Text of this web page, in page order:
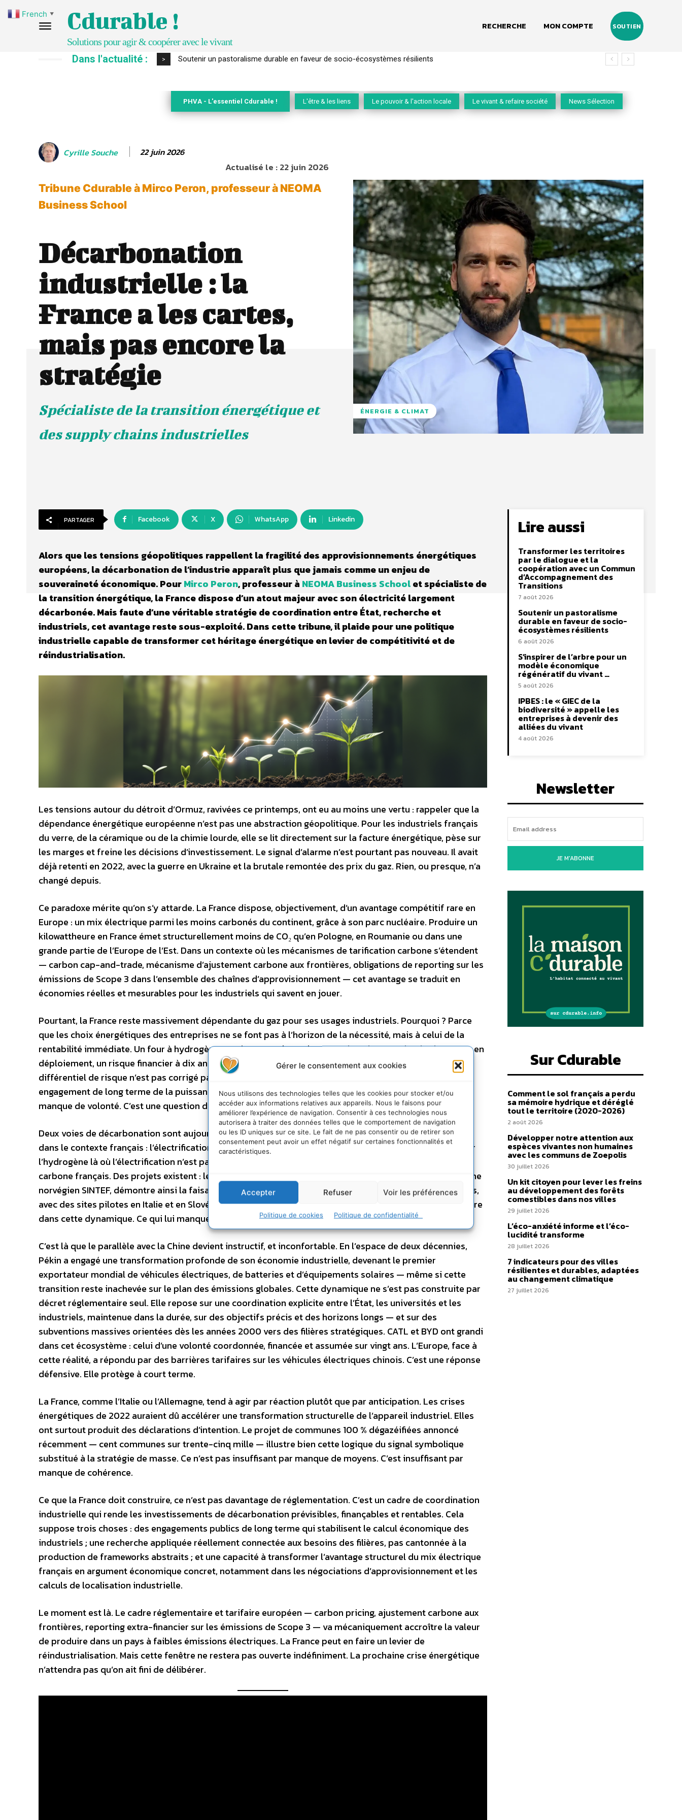
Gérer le consentement aux cookies
Nous utilisons des technologies telles que les cookies pour stocker et/ou
accéder aux informations relatives aux appareils. Nous le faisons pour
améliorer l’expérience de navigation. Consentir à ces technologies nous
autorisera à traiter des données telles que le comportement de navigation
ou les ID uniques sur ce site. Le fait de ne pas consentir ou de retirer son
consentement peut avoir un effet négatif sur certaines fonctionnalités et
caractéristiques.
Accepter Refuser Voir les préférences
Politique de cookies Politique de confidentialité
Cdurable !
Solutions pour agir & coopérer avec le vivant
RECHERCHE MON COMPTE SOUTIEN
Dans l'actualité : > S’inspirer de l’arbre pour un modèle économique régénératif du vivant …
PHVA - L'essentiel Cdurable ! L'être & les liens Le pouvoir & l'action locale Le vivant & refaire société News Sélection
Cyrille Souche 22 juin 2026
Actualisé le :22 juin 2026
Tribune Cdurable à Mirco Peron, professeur à NEOMA
Business School
Décarbonation
industrielle : la
France a les cartes,
mais pas encore la
stratégie
Spécialiste de la transition énergétique et
des supply chains industrielles
ÉNERGIE & CLIMAT
PARTAGER Facebook X WhatsApp Linkedin
Alors que les tensions géopolitiques rappellent la fragilité des approvisionnements énergétiques
européens, la décarbonation de l’industrie apparaît plus que jamais comme un enjeu de
souveraineté économique. PourMirco Peron, professeur à NEOMA Business Schoolet spécialiste de
la transition énergétique, la France dispose d’un atout majeur avec son électricité largement
décarbonée. Mais faute d’une véritable stratégie de coordination entre État, recherche et
industriels, cet avantage reste sous-exploité. Dans cette tribune, il plaide pour une politique
industrielle capable de transformer cet héritage énergétique en levier de compétitivité et de
réindustrialisation.
Les tensions autour du détroit d’Ormuz, ravivées ce printemps, ont eu au moins une vertu : rappeler que la
dépendance énergétique européenne n’est pas une abstraction géopolitique. Pour les industriels français
du verre, de la céramique ou de la chimie lourde, elle se lit directement sur la facture énergétique, pèse sur
les marges et freine les décisions d’investissement. Le signal d’alarme n’est pourtant pas nouveau. Il avait
déjà retenti en 2022, avec la guerre en Ukraine et la brutale remontée des prix du gaz. Rien, ou presque, n’a
changé depuis.
Ce paradoxe mérite qu’on s’y attarde. La France dispose, objectivement, d’un avantage compétitif rare en
Europe : un mix électrique parmi les moins carbonés du continent, grâce à son parc nucléaire. Produire un
kilowattheure en France émet structurellement moins de CO₂ qu’en Pologne, en Roumanie ou dans une
grande partie de l’Europe de l’Est. Dans un contexte où les mécanismes de tarification carbone s’étendent
— carbon cap-and-trade, mécanisme d’ajustement carbone aux frontières, obligations de reporting sur les
émissions de Scope 3 dans l’ensemble des chaînes d’approvisionnement — cet avantage se traduit en
économies réelles et mesurables pour les industriels qui savent en jouer.
Pourtant, la France reste massivement dépendante du gaz pour ses usages industriels. Pourquoi ? Parce
que les choix énergétiques des entreprises ne se font pas à l’horizon de la nécessité, mais à celui de la
rentabilité immédiate. Un four à hydrogène représente un investissement lourd, une technologie encore en
déploiement, un risque financier à dix ans. Un four à gaz, lui, est une certitude à court terme. Tant que ce
différentiel de risque n’est pas corrigé par un signal économique clair — une incitation, une garantie, un
engagement de long terme de la puissance publique — le choix industriel est vite fait. Ce n’est pas un
manque de volonté. C’est une question d’incitation.
Deux voies de décarbonation sont aujourd’hui techniquement matures et économiquement pertinentes
dans le contexte français : l’électrification des procédés thermiques qui s’y prêtent, et la substitution par
l’hydrogène là où l’électrification n’est pas viable. Ces deux leviers valorisent précisément le mix bas-
carbone français. Des projets existent : le projet européen H2GLASS, coordonné par le centre de recherche
norvégien SINTEF, démontre ainsi la faisabilité de la combustion 100 % hydrogène dans des fours verriers,
avec des sites pilotes en Italie et en Slovénie. La France dispose des conditions structurelles pour s’inscrire
dans cette dynamique. Ce qui lui manque, c’est la coordination pour y aller.
C’est là que le parallèle avec la Chine devient instructif, et inconfortable. En l’espace de deux décennies,
Pékin a engagé une transformation profonde de son économie industrielle, devenant le premier
exportateur mondial de véhicules électriques, de batteries et d’équipements solaires — même si cette
transition reste inachevée sur le plan des émissions globales. Cette dynamique ne s’est pas construite par
décret réglementaire seul. Elle repose sur une coordination explicite entre l’État, les universités et les
industriels, maintenue dans la durée, sur des objectifs précis et des horizons longs — et sur des
subventions massives orientées dès les années 2000 vers des filières stratégiques. CATL et BYD ont grandi
dans cet écosystème : celui d’une volonté coordonnée, financée et assumée sur vingt ans. L’Europe, face à
cette réalité, a répondu par des barrières tarifaires sur les véhicules électriques chinois. C’est une réponse
défensive. Elle protège à court terme.
La France, comme l’Italie ou l’Allemagne, tend à agir par réaction plutôt que par anticipation. Les crises
énergétiques de 2022 auraient dû accélérer une transformation structurelle de l’appareil industriel. Elles
ont surtout produit des déclarations d’intention. Le projet de communes 100 % dégazéifiées annoncé
récemment — cent communes sur trente-cinq mille — illustre bien cette logique du signal symbolique
substitué à la stratégie de masse. Ce n’est pas insuffisant par manque de moyens. C’est insuffisant par
manque de cohérence.
Ce que la France doit construire, ce n’est pas davantage de réglementation. C’est un cadre de coordination
industrielle qui rende les investissements de décarbonation prévisibles, finançables et rentables. Cela
suppose trois choses : des engagements publics de long terme qui stabilisent le calcul économique des
industriels ; une recherche appliquée réellement connectée aux besoins des filières, pas cantonnée à la
production de frameworks abstraits ; et une capacité à transformer l’avantage structurel du mix électrique
français en argument économique concret, notamment dans les négociations d’approvisionnement et les
calculs de localisation industrielle.
Le moment est là. Le cadre réglementaire et tarifaire européen — carbon pricing, ajustement carbone aux
frontières, reporting extra-financier sur les émissions de Scope 3 — va mécaniquement accroître la valeur
de produire dans un pays à faibles émissions électriques. La France peut en faire un levier de
réindustrialisation. Mais cette fenêtre ne restera pas ouverte indéfiniment. La prochaine crise énergétique
n’attendra pas qu’on ait fini de délibérer.
Lire aussi
Transformer les territoires
par le dialogue et la
coopération avec un Commun
d’Accompagnement des
Transitions
7 août 2026
Soutenir un pastoralisme
durable en faveur de socio-
écosystèmes résilients
6 août 2026
S’inspirer de l’arbre pour un
modèle économique
régénératif du vivant …
5 août 2026
IPBES : le « GIEC de la
biodiversité » appelle les
entreprises à devenir des
alliées du vivant
4 août 2026
Newsletter
JE M'ABONNE
Sur Cdurable
Comment le sol français a perdu
sa mémoire hydrique et déréglé
tout le territoire (2020-2026)
2 août 2026
Développer notre attention aux
espèces vivantes non humaines
avec les communs de Zoepolis
30 juillet 2026
Un kit citoyen pour lever les freins
au développement des forêts
comestibles dans nos villes
29 juillet 2026
L’éco-anxiété informe et l’éco-
lucidité transforme
28 juillet 2026
7 indicateurs pour des villes
résilientes et durables, adaptées
au changement climatique
27 juillet 2026
French ▼